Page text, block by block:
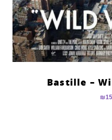
Bastille –
₪